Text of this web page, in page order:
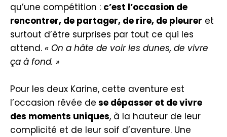
qu’une compétition : c’est l’occasion de
rencontrer, de partager, de rire, de pleurer et
surtout d’être surprises par tout ce qui les
attend. « On a hâte de voir les dunes, de vivre
ça à fond. »
Pour les deux Karine, cette aventure est
l’occasion rêvée de se dépasser et de vivre
des moments uniques, à la hauteur de leur
complicité et de leur soif d’aventure. Une